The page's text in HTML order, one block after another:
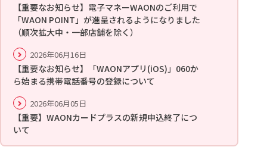
【重要なお知らせ】電子マネーWAONのご利用で
「WAON POINT」が進呈されるようになりました
（順次拡大中・一部店舗を除く）
2026年06月16日
【重要なお知らせ】「WAONアプリ(iOS)」060か
ら始まる携帯電話番号の登録について
2026年06月05日
【重要】WAONカードプラスの新規申込終了につ
いて